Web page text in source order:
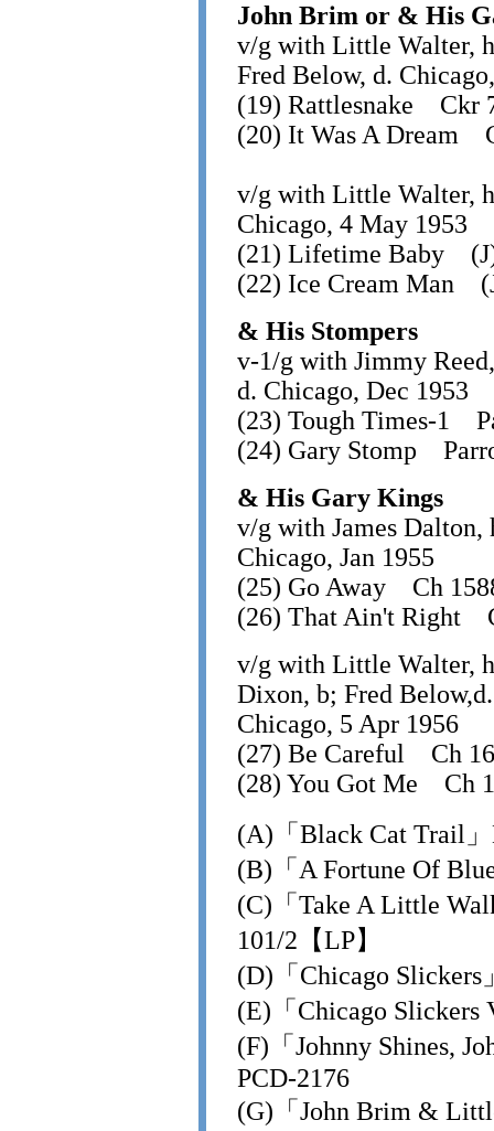
John Brim or & His
v/g with Little Walter,
Fred Below, d.
(19) Rattlesnake
(20) It Was A
v/g with Little Walter,
Chicago, 4 May 1953
(21) Lifetime Baby
(22) Ice Cream Man
& His Stompers
v-1/g with Jimmy
d. Chicago, Dec 1953
(23) Tough Times-1
(24) Gary Stomp
& His Gary Kings
v/g with James
Chicago, Jan 1955
(25) Go Away Ch
(26) That Ain't Right
v/g with Little Walter,
Dixon, b; Fred Below,d.
Chicago, 5 Apr 1956
(27) Be Careful Ch
(28) You Got Me Ch
(A)「Black Cat Trail
(B)「A Fortune Of
(C)「Take A Little
101/2【LP】
(D)「Chicago
(E)「Chicago Slickers
(F)「Johnny Shines,
PCD-2176
(G)「John Brim &